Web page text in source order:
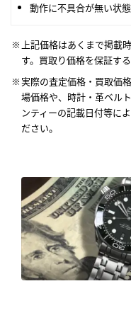
動作に不具合が無い状態
上記価格はあくまで掲載
す。買取り価格を保証す
実際の査定価格・買取価
場価格や、時計・革ベル
ンティーの記載日付等に
ださい。